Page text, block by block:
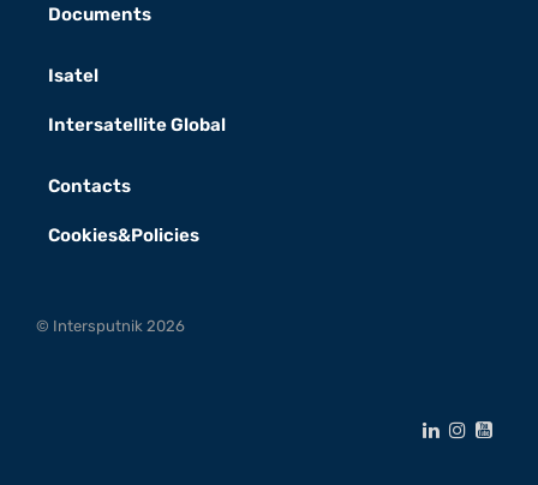
Documents
Isatel
Intersatellite Global
Contacts
Cookies&Policies
© Intersputnik 2026